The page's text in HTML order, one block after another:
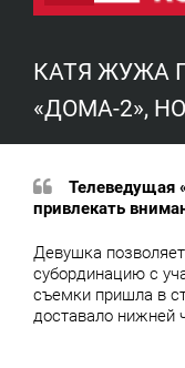
КАТЯ ЖУЖА
«ДОМА-2»,
Телеведущая
привлекать
Девушка
субординацию с
съемки пришла в
доставало нижней